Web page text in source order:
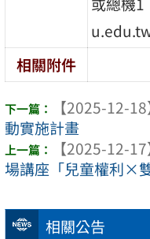
相關公告
相關附件
【2025-12-18
動實施計畫
【2025-12-17
場講座「兒童權利×